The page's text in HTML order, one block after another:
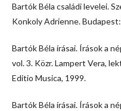
Bartók Béla családi levelei.
Konkoly Adrienne.
Bartók Béla írásai. Írások a
vol. 3. Közr. Lampert Vera,
Editio Musica, 1999.
Bartók Béla írásai. Írások a